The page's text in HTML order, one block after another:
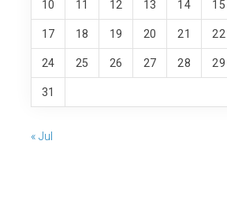
10 11 12 13 14 15
17 18 19 20 21 22
24 25 26 27 28 29
31
« Jul